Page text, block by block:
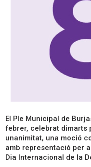
El Ple Municipal de
febrer, celebrat dimarts
unanimitat, una moció
amb representació per
Dia Internacional de la